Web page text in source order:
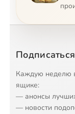
13
14
Каждую неделю
ящике:
— анонсы
— новости